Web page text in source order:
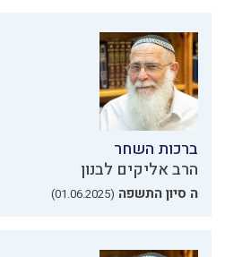
ברכות השחר
הרב אליקים לבנון
ה סיון התשפה (01.06.2025)